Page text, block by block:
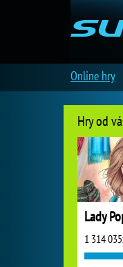
Hry od
Lady
1 314
Online hry